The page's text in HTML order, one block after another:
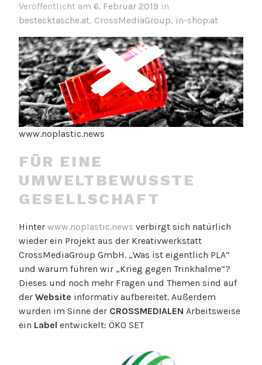
Veröffentlicht am 6. Februar 2019 in
bestecktasche.at, CrossMediaGroup, in-shop.at
www.noplastic.news
FÜR EINE
UMWELTBEWUSSTE
GESELLSCHAFT
Hinter www.noplastic.news verbirgt sich natürlich
wieder ein Projekt aus der Kreativwerkstatt
CrossMediaGroup GmbH. „Was ist eigentlich PLA“
und warum führen wir „Krieg gegen Trinkhalme“?
Dieses und noch mehr Fragen und Themen sind auf
der Website informativ aufbereitet. Außerdem
wurden im Sinne der CROSSMEDIALEN Arbeitsweise
ein Label entwickelt: ÖKO SET